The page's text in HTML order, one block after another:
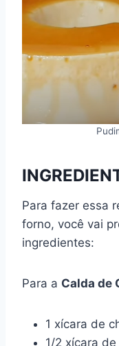
Para fazer essa
forno, você vai
ingredientes:
Para a Calda de
1 xícara de
1/2 xícara